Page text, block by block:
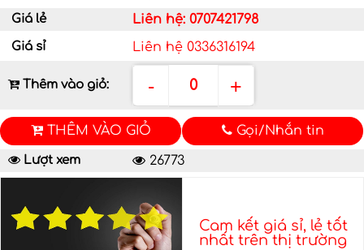
Giá lẻ Liên hệ: 0707421798
Giá sỉ Liên hệ 0336316194
Thêm vào giỏ: - 0 +
THÊM VÀO GIỎ Gọi/Nhắn tin
Lượt xem 26773
Cam kết giá sỉ, lẻ tốt
nhất trên thị trường